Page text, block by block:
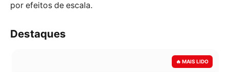
por efeitos de escala.
Destaques